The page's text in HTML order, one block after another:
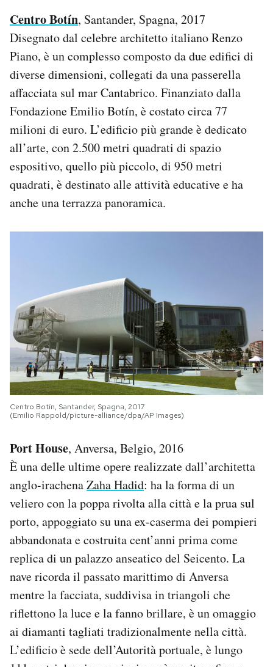
Centro Botín, Santander, Spagna, 2017
Disegnato dal celebre architetto italiano Renzo
Piano, è un complesso composto da due edifici di
diverse dimensioni, collegati da una passerella
affacciata sul mar Cantabrico. Finanziato dalla
Fondazione Emilio Botín, è costato circa 77
milioni di euro. L’edificio più grande è dedicato
all’arte, con 2.500 metri quadrati di spazio
espositivo, quello più piccolo, di 950 metri
quadrati, è destinato alle attività educative e ha
anche una terrazza panoramica.
Centro Botín, Santander, Spagna, 2017
(Emilio Rappold/picture-alliance/dpa/AP Images)
Port House, Anversa, Belgio, 2016
È una delle ultime opere realizzate dall’architetta
anglo-irachenaZaha Hadid: ha la forma di un
veliero con la poppa rivolta alla città e la prua sul
porto, appoggiato su una ex-caserma dei pompieri
abbandonata e costruita cent’anni prima come
replica di un palazzo anseatico del Seicento. La
nave ricorda il passato marittimo di Anversa
mentre la facciata, suddivisa in triangoli che
riflettono la luce e la fanno brillare, è un omaggio
ai diamanti tagliati tradizionalmente nella città.
L’edificio è sede dell’Autorità portuale, è lungo